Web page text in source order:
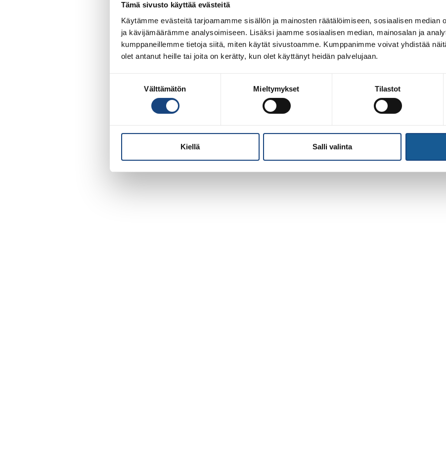
Tämä sivusto käyttää evästeitä
Käytämme evästeitä tarjoamamme sisällön ja mainosten räätälöimiseen, sosiaalisen median
ja kävijämäärämme analysoimiseen. Lisäksi jaamme sosiaalisen median, mainosalan ja
kumppaneillemme tietoja siitä, miten käytät sivustoamme. Kumppanimme voivat yhdistää
olet antanut heille tai joita on kerätty, kun olet käyttänyt heidän palvelujaan.
Välttämätön Mieltymykset Tilastot
Kiellä Salli valinta